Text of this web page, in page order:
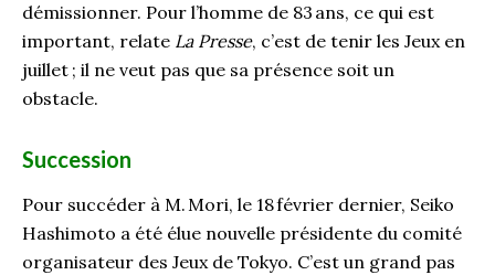
démissionner. Pour l’homme de 83 ans, ce qui est
important, relate La Presse, c’est de tenir les Jeux en
juillet ; il ne veut pas que sa présence soit un
obstacle.
Succession
Pour succéder à M.Mori, le 18février dernier, Seiko
Hashimoto a été élue nouvelle présidente du comité
organisateur des Jeux de Tokyo. C’est un grand pas